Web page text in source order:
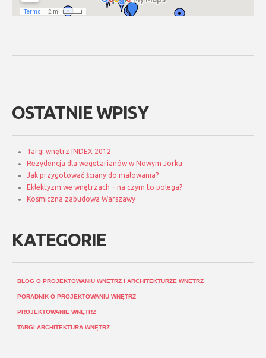
OSTATNIE WPISY
Targi wnętrz INDEX 2012
Rezydencja dla wegetarianów w Nowym Jorku
Jak przygotować ściany do malowania?
Eklektyzm we wnętrzach – na czym to polega?
Kosmiczna zabudowa Warszawy
KATEGORIE
BLOG O PROJEKTOWANIU WNĘTRZ I ARCHITEKTURZE WNĘTRZ
PORADNIK O PROJEKTOWANIU WNĘTRZ
PROJEKTOWANIE WNĘTRZ
TARGI ARCHITEKTURA WNĘTRZ